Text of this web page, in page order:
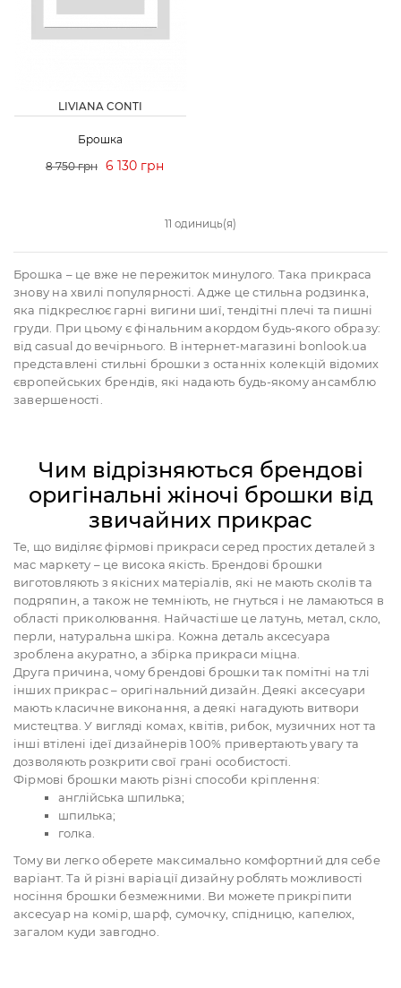
LIVIANA CONTI
Брошка
8 750 грн 6 130 грн
11 одиниць(я)
Брошка – це вже не пережиток минулого. Така прикраса
знову на хвилі популярності. Адже це стильна родзинка,
яка підкреслює гарні вигини шиї, тендітні плечі та пишні
груди. При цьому є фінальним акордом будь-якого образу:
від casual до вечірнього. В інтернет-магазині bonlook.ua
представлені стильні брошки з останніх колекцій відомих
європейських брендів, які надають будь-якому ансамблю
завершеності.
Чим відрізняються брендові
оригінальні жіночі брошки від
звичайних прикрас
Те, що виділяє фірмові прикраси серед простих деталей з
мас маркету – це висока якість. Брендові брошки
виготовляють з якісних матеріалів, які не мають сколів та
подряпин, а також не темніють, не гнуться і не ламаються в
області приколювання. Найчастіше це латунь, метал, скло,
перли, натуральна шкіра. Кожна деталь аксесуара
зроблена акуратно, а збірка прикраси міцна.
Друга причина, чому брендові брошки так помітні на тлі
інших прикрас – оригінальний дизайн. Деякі аксесуари
мають класичне виконання, а деякі нагадують витвори
мистецтва. У вигляді комах, квітів, рибок, музичних нот та
інші втілені ідеї дизайнерів 100% привертають увагу та
дозволяють розкрити свої грані особистості.
Фірмові брошки мають різні способи кріплення:
англійська шпилька;
шпилька;
голка.
Тому ви легко оберете максимально комфортний для себе
варіант. Та й різні варіації дизайну роблять можливості
носіння брошки безмежними. Ви можете прикріпити
аксесуар на комір, шарф, сумочку, спідницю, капелюх,
загалом куди завгодно.